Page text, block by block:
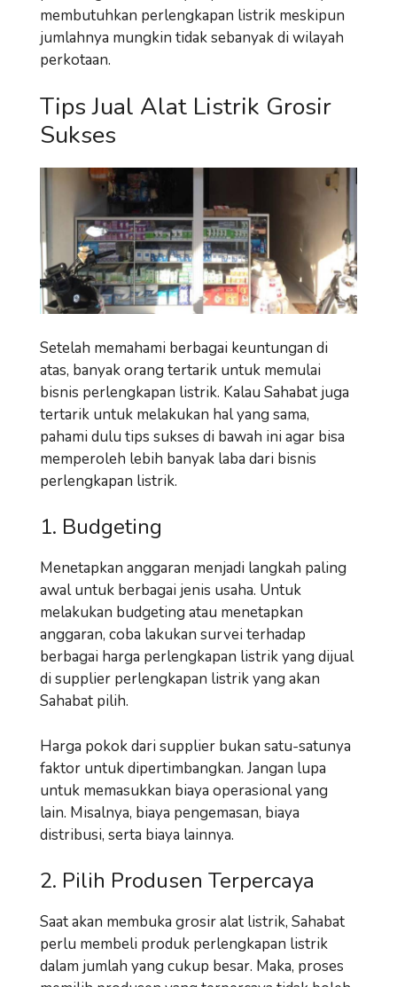
membutuhkan perlengkapan listrik meskipun
jumlahnya mungkin tidak sebanyak di wilayah
perkotaan.
Tips Jual Alat Listrik Grosir
Sukses
Setelah memahami berbagai keuntungan di
atas, banyak orang tertarik untuk memulai
bisnis perlengkapan listrik. Kalau Sahabat juga
tertarik untuk melakukan hal yang sama,
pahami dulu tips sukses di bawah ini agar bisa
memperoleh lebih banyak laba dari bisnis
perlengkapan listrik.
1. Budgeting
Menetapkan anggaran menjadi langkah paling
awal untuk berbagai jenis usaha. Untuk
melakukan budgeting atau menetapkan
anggaran, coba lakukan survei terhadap
berbagai harga perlengkapan listrik yang dijual
di supplier perlengkapan listrik yang akan
Sahabat pilih.
Harga pokok dari supplier bukan satu-satunya
faktor untuk dipertimbangkan. Jangan lupa
untuk memasukkan biaya operasional yang
lain. Misalnya, biaya pengemasan, biaya
distribusi, serta biaya lainnya.
2. Pilih Produsen Terpercaya
Saat akan membuka grosir alat listrik, Sahabat
perlu membeli produk perlengkapan listrik
dalam jumlah yang cukup besar. Maka, proses